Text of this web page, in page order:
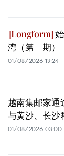
湾（第一期）
01/08/2026 13:24
越南集邮家通
与黄沙、长沙
01/08/2026 03:00